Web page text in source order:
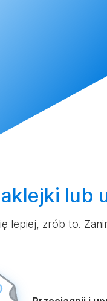
lub
lepiej, zrób to.